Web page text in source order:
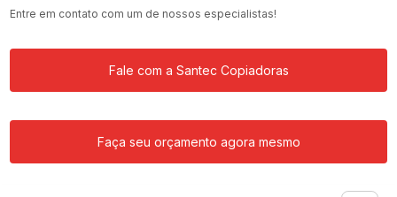
Entre em contato com um de nossos especialistas!
Fale com a Santec Copiadoras
Faça seu orçamento agora mesmo